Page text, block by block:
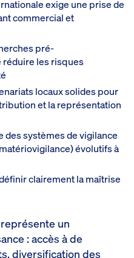
exige une prise de
commercial et
pré-
réduire les risques
locaux solides pour
et la représentation
systèmes de vigilance
évolutifs à
clairement la maîtrise
un
: accès à de
diversification des